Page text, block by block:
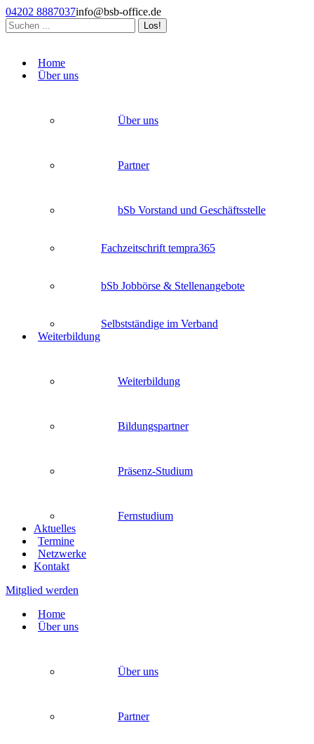
Zum
Inhalt
springen
04202 8887037info@bsb-office.de
Search:
opens
opens
opens
Home
Über uns
Über uns
Partner
bSb Vorstand und Geschäftsstelle
Fachzeitschrift tempra365
bSb Jobbörse & Stellenangebote
Selbstständige im Verband
Weiterbildung
Weiterbildung
Bildungspartner
Präsenz-Studium
Fernstudium
Aktuelles
Termine
Netzwerke
Kontakt
Mitglied werden
Home
Über uns
Über uns
Partner